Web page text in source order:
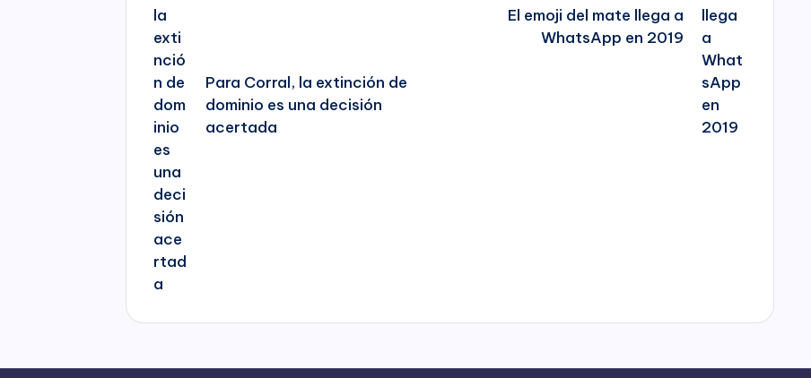
Para Corral, la extinción de
dominio es una decisión
acertada
El emoji del mate llega a
WhatsApp en 2019